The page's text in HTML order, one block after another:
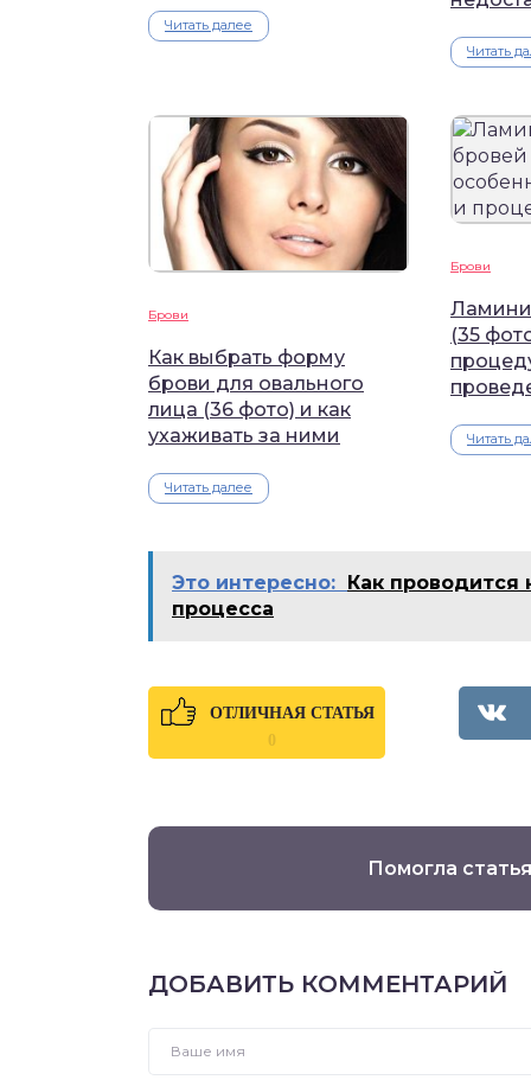
Читать далее
Читать
Брови
Как выбрать форму
брови для овального
лица (36 фото) и как
ухаживать за ними
Читать далее
Брови
(35
Читать
Это интересно:
Как проводится
процесса
ОТЛИЧНАЯ СТАТЬЯ
0
Помогла
ДОБАВИТЬ КОММЕНТАРИЙ